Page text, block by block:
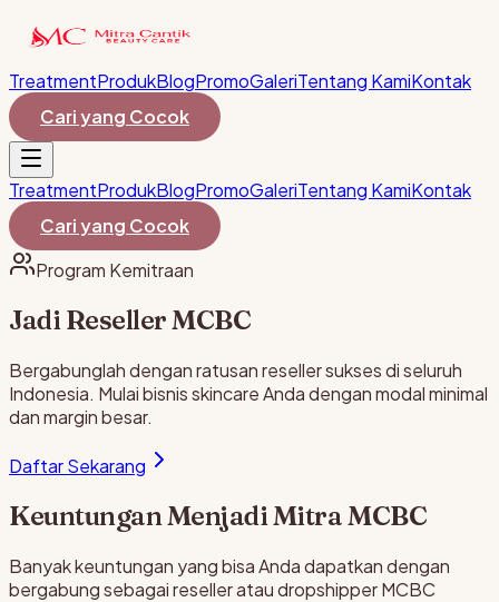
TreatmentProdukBlogPromoGaleriTentang KamiKontak
Cari yang Cocok
TreatmentProdukBlogPromoGaleriTentang KamiKontak
Cari yang Cocok
Program Kemitraan
Jadi ResellerMCBC
Bergabunglah dengan ratusan reseller sukses di seluruh
Indonesia. Mulai bisnis skincare Anda dengan modal minimal
dan margin besar.
Daftar Sekarang
Keuntungan Menjadi Mitra MCBC
Banyak keuntungan yang bisa Anda dapatkan dengan
bergabung sebagai reseller atau dropshipper MCBC